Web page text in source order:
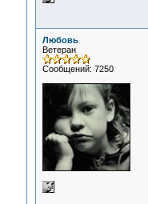
Любовь
Ветеран
Сообщений: 7250